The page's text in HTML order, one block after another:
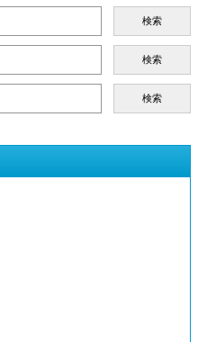
検索
検索
検索